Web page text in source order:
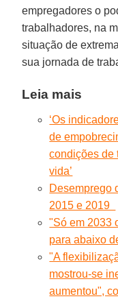
empregadores o
trabalhadores, na
situação de
sua jornada de
Leia mais
‘Os
de
condições de
vida’
Desemprego
2015 e 2019
"Só em 2033
para abaixo
"A
mostrou-se
aumentou",